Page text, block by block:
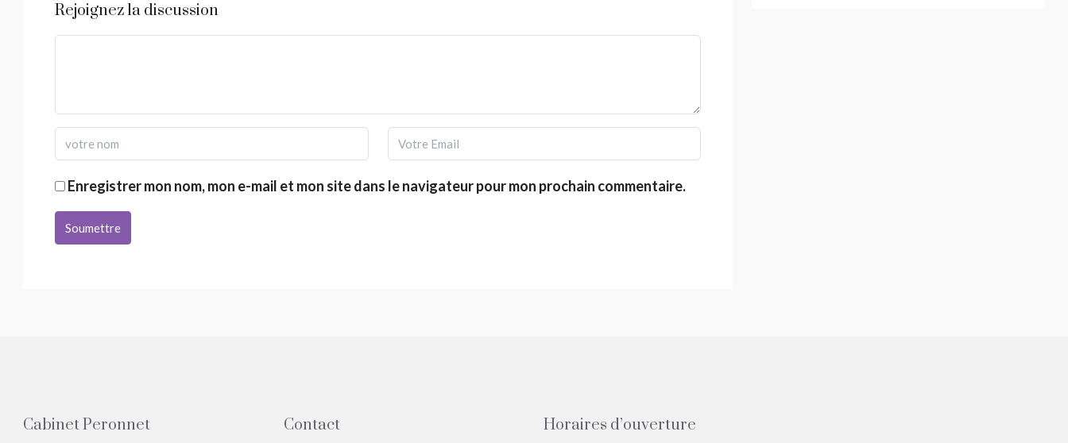
Rejoignez la discussion
Enregistrer mon nom, mon e-mail et mon site dans le navigateur pour mon prochain commentaire.
Soumettre
Cabinet Peronnet Contact Horaires d’ouverture